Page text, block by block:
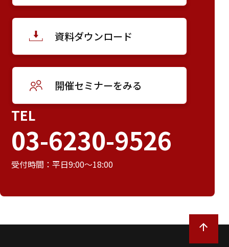
資料ダウンロード
開催セミナーをみる
TEL
03-6230-9526
受付時間：平日9:00～18:00